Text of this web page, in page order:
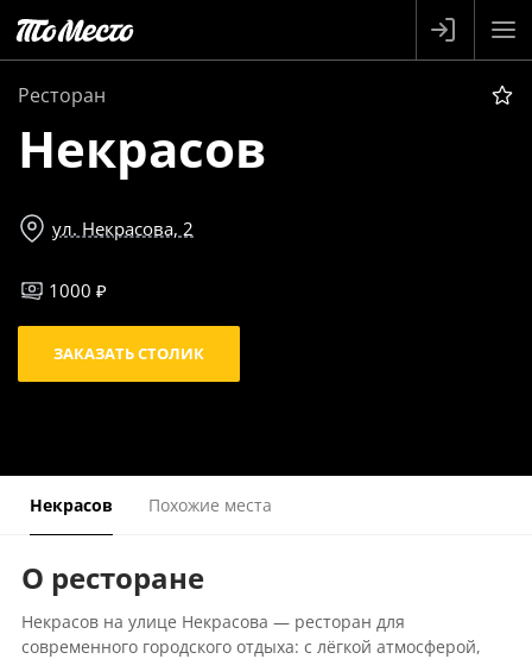
Ресторан
Некрасов
ул. Некрасова, 2
1000 ₽
ЗАКАЗАТЬ СТОЛИК
Некрасов Похожие места
О ресторане
Некрасов на улице Некрасова — ресторан для
современного городского отдыха: с лёгкой атмосферой,